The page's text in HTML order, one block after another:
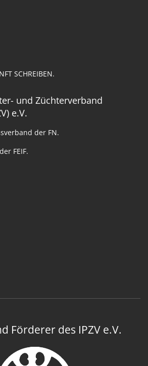
SCHREIBEN.
und Züchterverband
e.V.
der FN.
FEIF.
Förderer des IPZV e.V.